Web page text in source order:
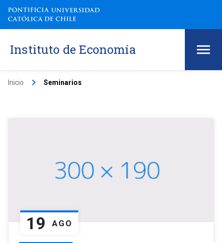
Instituto de Economía
Inicio keyboard_arrow_right Seminarios
19 AGO